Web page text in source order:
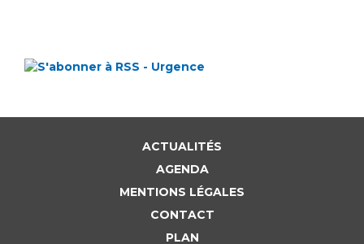
ACTUALITÉS
AGENDA
MENTIONS LÉGALES
CONTACT
PLAN